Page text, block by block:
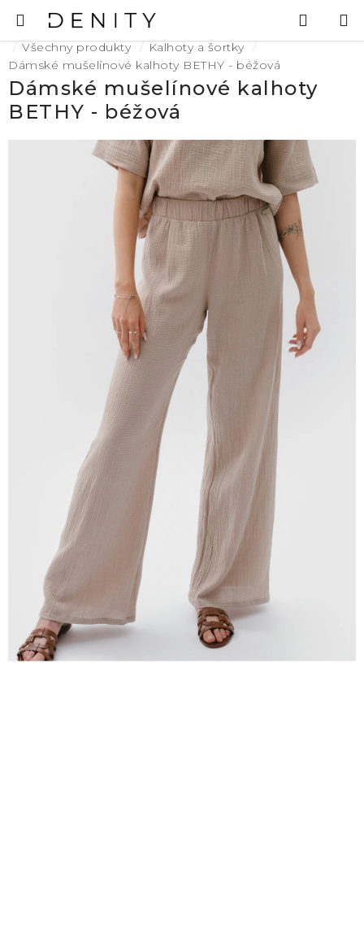
na
obsah
Hledat
Domů
Všechny produkty
Kalhoty a šortky
Dámské mušelínové kalhoty BETHY - béžová
Dámské mušelínové kalhoty
BETHY - béžová